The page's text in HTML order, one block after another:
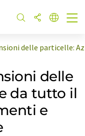
delle particelle:
delle
da tutto il
e